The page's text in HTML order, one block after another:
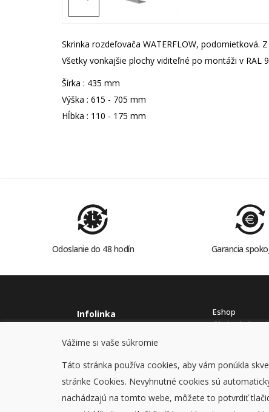
Skrinka rozdeľovača WATERFLOW,
Všetky vonkajšie plochy viditeľné po montáži v RAL
Šírka : 435 mm
Výška : 615 - 705 mm
Hĺbka : 110 - 175 mm
Odoslanie do 48 hodín Garancia
Infolinka
stavcomp@stavcomp.sk
Eshop
Obchodné
Vážime si vaše súkromie
Táto stránka používa cookies, aby vám ponúkla
stránke Cookies. Nevyhnutné cookies sú
nachádzajú na tomto webe, môžete to potvrdiť